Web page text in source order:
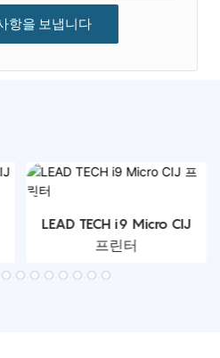
항을 보냅니다
LEAD TECH i9 Micro CIJ
프린터